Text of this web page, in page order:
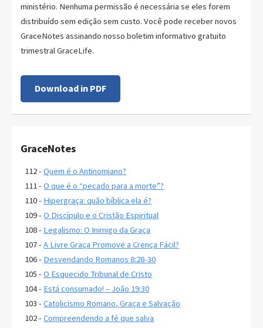
ministério. Nenhuma permissão é necessária se eles forem
distribuído sem edição sem custo. Você pode receber novos
GraceNotes assinando nosso boletim informativo gratuito
trimestral GraceLife.
Download in PDF
GraceNotes
112 -Quem é o Antinomiano?
111 -O que é o “pecado para a morte”?
110 - Hipergraça: quão bíblica ela é?
109 -O Discípulo e o Cristão Espiritual
108 - Legalismo: O Inimigo da Graça
107 -A Livre Graça Promove a Crença Fácil?
106 - Desvendando Romanos 8:28-30
105 -O Esquecido Tribunal de Cristo
104 - Está consumado! – João 19:30
103 -Catolicismo Romano, Graça e Salvação
102 -Compreendendo a fé que salva